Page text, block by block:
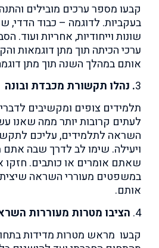
קבעו מספר ערכים מובילים
בעקביות. לדוגמה – כבוד הדדי,
שונות וייחודיות, אחריות ועוד.
ערכי הכיתה תוך מתן דוגמאות
אותם במהלך השנה תוך מתן
3. נהלו תקשורת מכבדת ובונה
תלמידים צופים ומקשיבים
לעתים קרובות יותר ממה שאנו
השראה לתלמידים, עליכם
ויעילה. שימו לב לדרך שבה אתם
שאתם אומרים או כותבים. חזקו
במשפטים מעוררי השראה
אותם.
4. הציבו מטרות מעוררות
קבעו מראש מטרות מדידות